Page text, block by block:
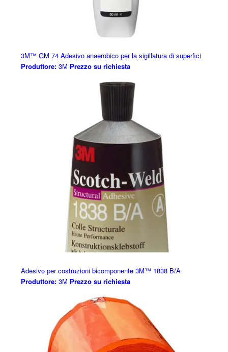
3M™ GM 74 Adesivo anaerobico per la sigillatura di superfici
Produttore:3M Prezzo su richiesta
Adesivo per costruzioni bicomponente 3M™ 1838 B/A
Produttore:3M Prezzo su richiesta